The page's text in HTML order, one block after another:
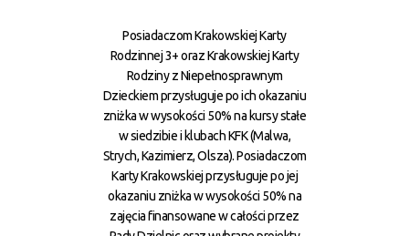
Posiadaczom Krakowskiej Karty
Rodzinnej 3+ oraz Krakowskiej Karty
Rodziny z Niepełnosprawnym
Dzieckiem przysługuje po ich okazaniu
zniżka w wysokości 50% na kursy stałe
w siedzibie i klubach KFK (Malwa,
Strych, Kazimierz, Olsza). Posiadaczom
Karty Krakowskiej przysługuje po jej
okazaniu zniżka w wysokości 50% na
zajęcia finansowane w całości przez